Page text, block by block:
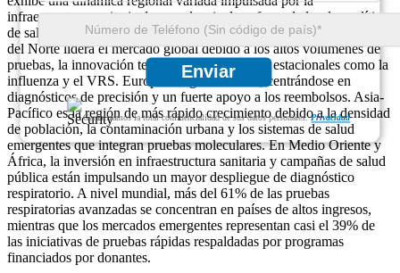
Enviar
Garantizamos la total confidencialidad de sus datos personales.Privacidad
infraestructura sanitaria, la prevalencia de enfermedades, las políticas
de salud pública y las tasas de adopción de diagnósticos. América
del Norte lidera el mercado global debido a los altos volúmenes de
pruebas, la innovación tecnológica y los brotes estacionales como la
influenza y el VRS. Europa le sigue de cerca, centrándose en
diagnósticos de precisión y un fuerte apoyo a los reembolsos. Asia-
Pacífico es la región de más rápido crecimiento debido a la densidad
de población, la contaminación urbana y los sistemas de salud
emergentes que integran pruebas moleculares. En Medio Oriente y
África, la inversión en infraestructura sanitaria y campañas de salud
pública están impulsando un mayor despliegue de diagnóstico
respiratorio. A nivel mundial, más del 61% de las pruebas
respiratorias avanzadas se concentran en países de altos ingresos,
mientras que los mercados emergentes representan casi el 39% de
las iniciativas de pruebas rápidas respaldadas por programas
financiados por donantes.